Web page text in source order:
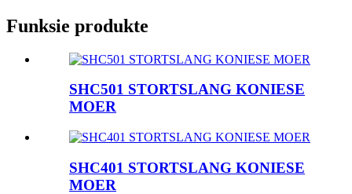
Funksie produkte
SHC501 STORTSLANG KONIESE
MOER
SHC401 STORTSLANG KONIESE
MOER